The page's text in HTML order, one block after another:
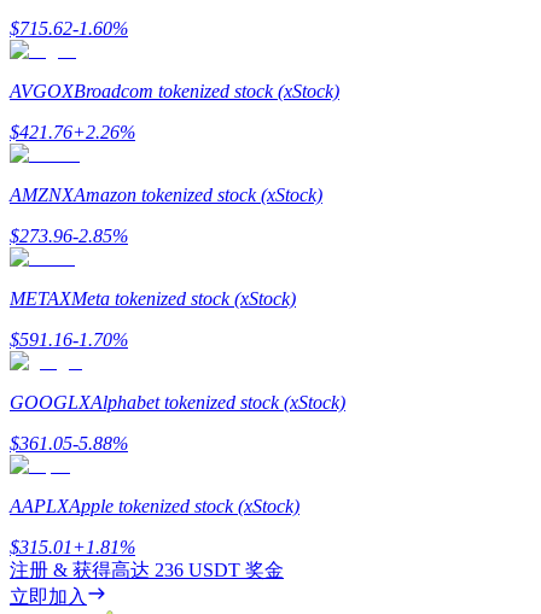
合夥人計劃
Bitrue渠道合伙人
$715.62-1.60%
AVGOXBroadcom tokenized stock (xStock)
$421.76+2.26%
AMZNXAmazon tokenized stock (xStock)
$273.96-2.85%
METAXMeta tokenized stock (xStock)
$591.16-1.70%
GOOGLXAlphabet tokenized stock (xStock)
$361.05-5.88%
AAPLXApple tokenized stock (xStock)
$315.01+1.81%
注册 & 获得高达 236 USDT 奖金
立即加入